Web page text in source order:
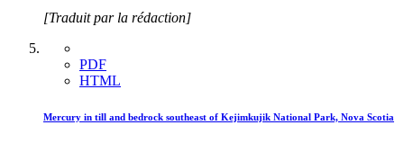
[Traduit par la rédaction]
PDF
HTML
Mercury in till and bedrock southeast of Kejimkujik National Park, Nova Scotia